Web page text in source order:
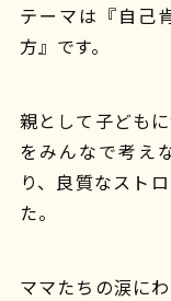
テーマは『自己
方』です。
親として子ども
をみんなで考え
り、良質なスト
た。
ママたちの涙に